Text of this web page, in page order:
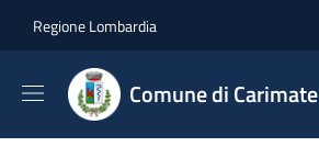
Regione Lombardia
Comune di Carimate